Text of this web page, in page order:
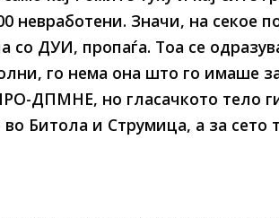
невработени. Значи, на секое
со ДУИ, пропаѓа. Тоа се
го нема она што го имаше
ДПМНЕ, но гласачкото тело
Битола и Струмица, а за сето